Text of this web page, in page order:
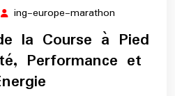
22
juin
ing-europe-marathon
europe-
marathon
la Course à Pied
Performance et